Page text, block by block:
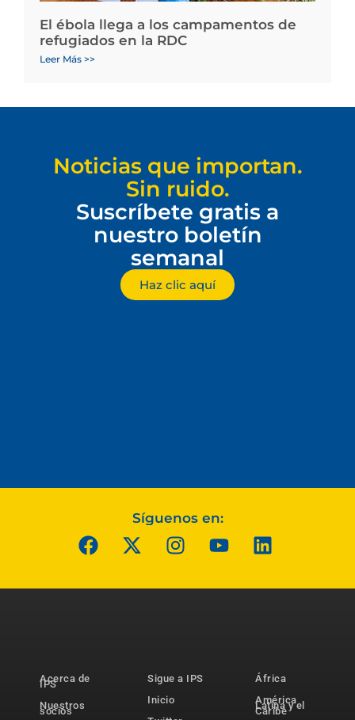
El ébola llega a los campamentos de
refugiados en la RDC
Leer Más >>
Noticias que importan.
Sin ruido.
Suscríbete gratis a
nuestro boletín
semanal
Haz clic aquí
Síguenos en:
Acerca de
IPS
Nuestros
socios
Sigue a IPS
Inicio
África
América
Latina y el
Caribe